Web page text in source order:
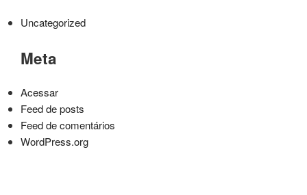
Uncategorized
Meta
Acessar
Feed de posts
Feed de comentários
WordPress.org